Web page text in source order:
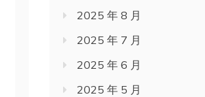
2025 年 8 月
2025 年 7 月
2025 年 6 月
2025 年 5 月